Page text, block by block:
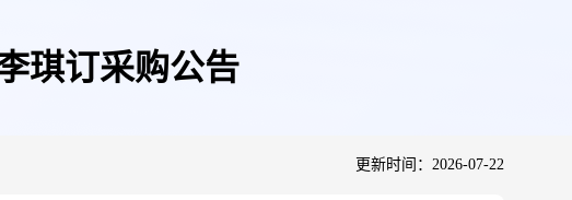
琪订采购公告
更新时间：2026-07-22